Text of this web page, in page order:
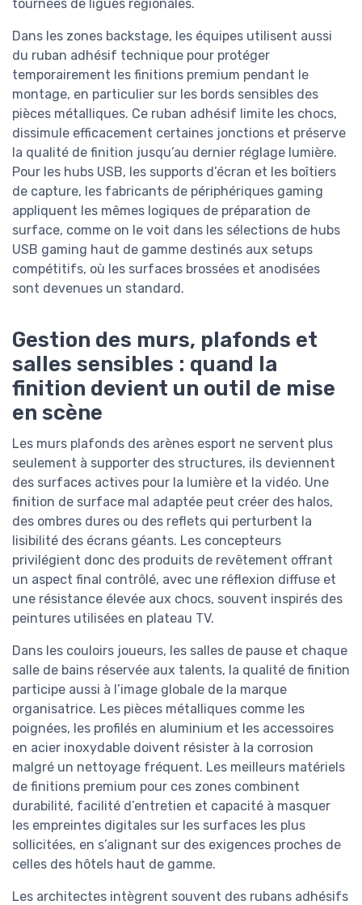
tournées de ligues régionales.
Dans les zones backstage, les équipes utilisent aussi
du ruban adhésif technique pour protéger
temporairement les finitions premium pendant le
montage, en particulier sur les bords sensibles des
pièces métalliques. Ce ruban adhésif limite les chocs,
dissimule efficacement certaines jonctions et préserve
la qualité de finition jusqu’au dernier réglage lumière.
Pour les hubs USB, les supports d’écran et les boîtiers
de capture, les fabricants de périphériques gaming
appliquent les mêmes logiques de préparation de
surface, comme on le voit dans les sélections de hubs
USB gaming haut de gamme destinés aux setups
compétitifs, où les surfaces brossées et anodisées
sont devenues un standard.
Gestion des murs, plafonds et
salles sensibles : quand la
finition devient un outil de mise
en scène
Les murs plafonds des arènes esport ne servent plus
seulement à supporter des structures, ils deviennent
des surfaces actives pour la lumière et la vidéo. Une
finition de surface mal adaptée peut créer des halos,
des ombres dures ou des reflets qui perturbent la
lisibilité des écrans géants. Les concepteurs
privilégient donc des produits de revêtement offrant
un aspect final contrôlé, avec une réflexion diffuse et
une résistance élevée aux chocs, souvent inspirés des
peintures utilisées en plateau TV.
Dans les couloirs joueurs, les salles de pause et chaque
salle de bains réservée aux talents, la qualité de finition
participe aussi à l’image globale de la marque
organisatrice. Les pièces métalliques comme les
poignées, les profilés en aluminium et les accessoires
en acier inoxydable doivent résister à la corrosion
malgré un nettoyage fréquent. Les meilleurs matériels
de finitions premium pour ces zones combinent
durabilité, facilité d’entretien et capacité à masquer
les empreintes digitales sur les surfaces les plus
sollicitées, en s’alignant sur des exigences proches de
celles des hôtels haut de gamme.
Les architectes intègrent souvent des rubans adhésifs